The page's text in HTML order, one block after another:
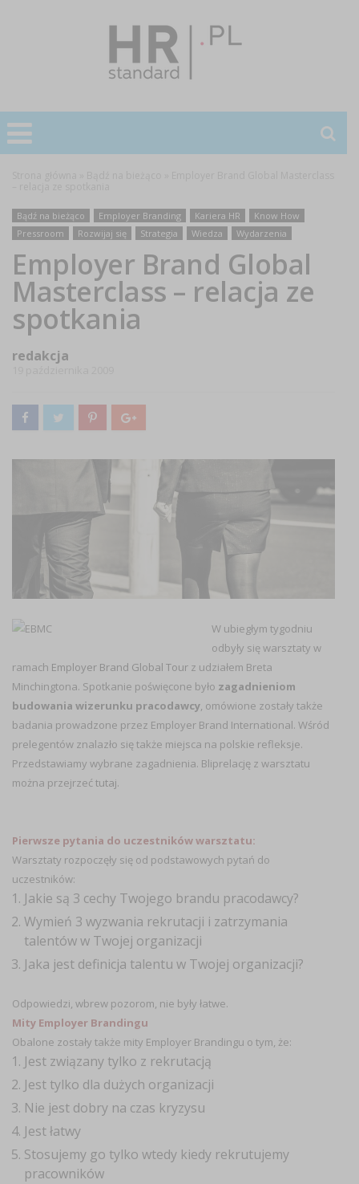
Bądź na bieżąco Employer Branding Kariera HR
Know How
Pressroom
Rozwijaj się Strategia Wiedza Wydarzenia
Employer Brand Global
Masterclass – relacja ze
spotkania
redakcja
W ubiegłym tygodniu
odbyły się warsztaty w
ramach Employer Brand Global Tour z udziałem Breta
Minchingtona. Spotkanie poświęcone było zagadnieniom
budowania wizerunku pracodawcy, omówione zostały także
badania prowadzone przez Employer Brand International. Wśród
prelegentów znalazło się także miejsca na polskie refleksje.
Przedstawiamy wybrane zagadnienia. Bliprelację z warsztatu
można przejrzećtutaj.
Pierwsze pytania do uczestników warsztatu:
Warsztaty rozpoczęły się od podstawowych pytań do
uczestników:
Jakie są 3 cechy Twojego brandu pracodawcy?
Wymień 3 wyzwania rekrutacji i zatrzymania
talentów w Twojej organizacji
Jaka jest definicja talentu w Twojej organizacji?
Odpowiedzi, wbrew pozorom, nie były łatwe.
Mity Employer Brandingu
Obalone zostały także mity Employer Brandingu o tym, że:
Jest związany tylko z rekrutacją
Jest tylko dla dużych organizacji
Nie jest dobry na czas kryzysu
Jest łatwy
Stosujemy go tylko wtedy kiedy rekrutujemy
pracowników